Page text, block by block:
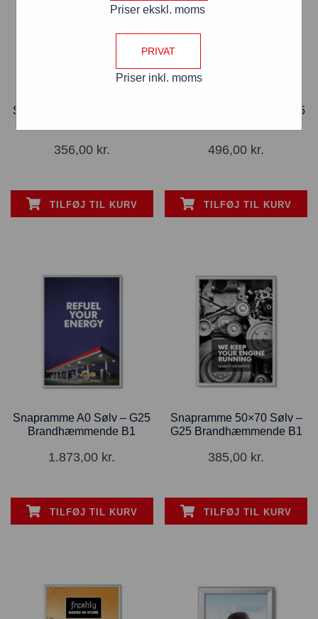
Snapramme A2 Sølv – G25
356,00 kr.
TILFØJ TIL KURV
Snapramme A1 Sølv – G25
496,00 kr.
TILFØJ TIL KURV
Snapramme A0 Sølv – G25
Brandhæmmende B1
1.873,00 kr.
TILFØJ TIL KURV
Snapramme 50×70 Sølv –
G25 Brandhæmmende B1
385,00 kr.
TILFØJ TIL KURV
Priser ekskl. moms
PRIVAT
Priser inkl. moms